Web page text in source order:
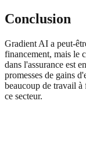
Conclusion
Gradient AI a peut-
financement, mais le
dans l'assurance est
promesses de gains
beaucoup de travail à
ce secteur.